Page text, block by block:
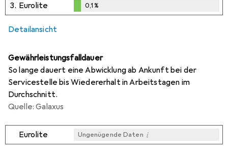
3. Eurolite
0,1%
0,1%
Detailansicht
Gewährleistungsfalldauer
So lange dauert eine Abwicklung ab Ankunft bei der
Servicestelle bis Wiedererhalt in Arbeitstagen im
Durchschnitt.
Quelle: Galaxus
Eurolite Ungenügende Daten i